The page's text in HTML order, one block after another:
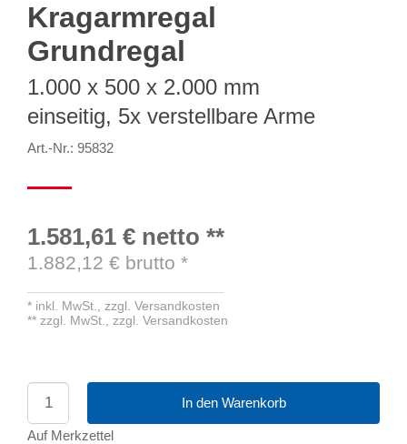
Kragarmregal
Grundregal
1.000 x 500 x 2.000 mm
einseitig, 5x verstellbare Arme
Art.-Nr.: 95832
1.581,61 € netto **
1.882,12 € brutto *
* inkl. MwSt., zzgl. Versandkosten
** zzgl. MwSt., zzgl. Versandkosten
In den Warenkorb
Auf Merkzettel